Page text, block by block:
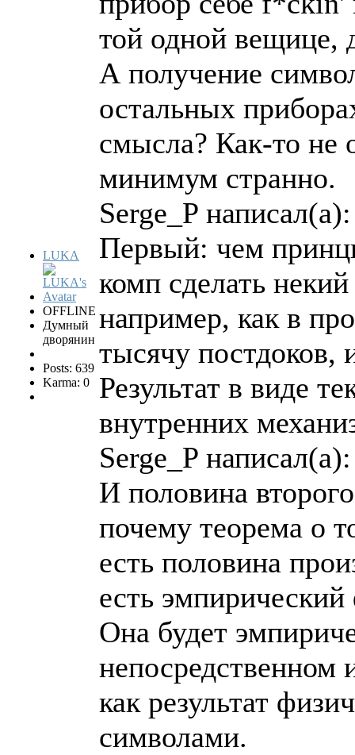
LUKA
OFFLINE
Думный
дворянин
Posts: 639
Karma: 0
той одной вещице,
А получение
остальных
смысла? Как-то не
минимум странно.
Serge_P написал(а):
Первый: чем
комп сделать
например, как в
тысячу постдоков,
Результат в виде
внутренних
Serge_P написал(а):
И половина
почему теорема о
есть половина
есть эмпирический
Она будет
непосредственном
как результат
символами.